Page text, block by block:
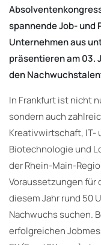
spannende Job- und
Unternehmen aus
präsentieren am 03.
den
In Frankfurt ist nicht
sondern auch
Kreativwirtschaft, IT-
Biotechnologie und
der Rhein-Main-
Voraussetzungen für
diesem Jahr rund 50
Nachwuchs suchen.
erfolgreichen